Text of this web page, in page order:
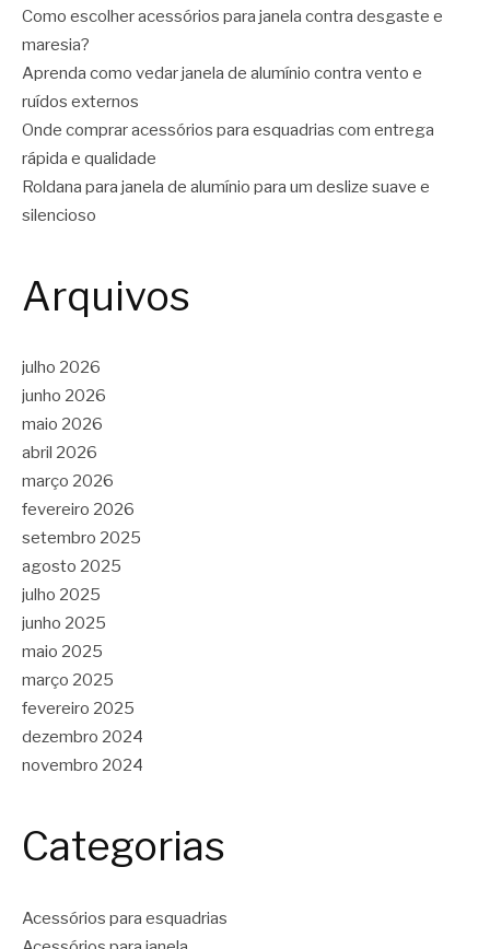
Como escolher acessórios para janela contra desgaste e
maresia?
Aprenda como vedar janela de alumínio contra vento e
ruídos externos
Onde comprar acessórios para esquadrias com entrega
rápida e qualidade
Roldana para janela de alumínio para um deslize suave e
silencioso
Arquivos
julho 2026
junho 2026
maio 2026
abril 2026
março 2026
fevereiro 2026
setembro 2025
agosto 2025
julho 2025
junho 2025
maio 2025
março 2025
fevereiro 2025
dezembro 2024
novembro 2024
Categorias
Acessórios para esquadrias